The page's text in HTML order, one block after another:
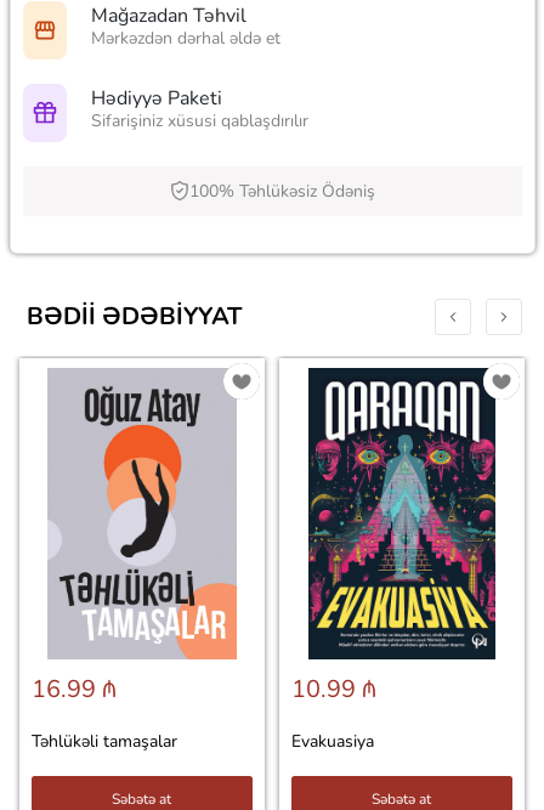
Mağazadan Təhvil
Mərkəzdən dərhal əldə et
Hədiyyə Paketi
Sifarişiniz xüsusi qablaşdırılır
100% Təhlükəsiz Ödəniş
BƏDII ƏDƏBIYYAT
16.99 ₼
Təhlükəli tamaşalar
Səbətə at
10.99 ₼
Evakuasiya
Səbətə at